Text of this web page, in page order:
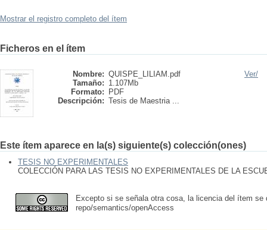
Mostrar el registro completo del ítem
Ficheros en el ítem
Nombre: QUISPE_LILIAM.pdf
Tamaño: 1.107Mb
Formato:
PDF
Descripción: Tesis de Maestria ...
Ver/
Este ítem aparece en la(s) siguiente(s) colección(ones)
TESIS NO EXPERIMENTALES
COLECCIÓN PARA LAS TESIS NO EXPERIMENTALES DE LA
Excepto si se señala otra cosa, la licencia del ítem se
repo/semantics/openAccess